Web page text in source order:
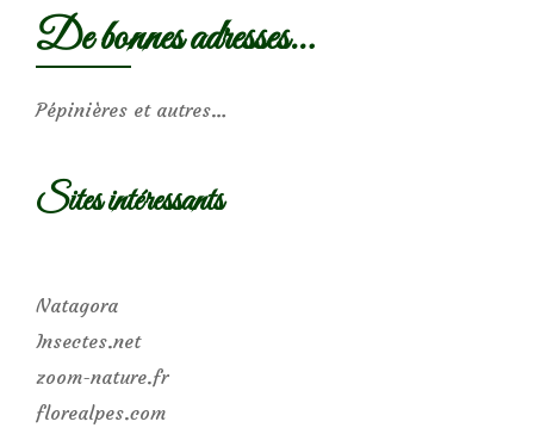
De bonnes adresses…
Pépinières et autres…
Sites intéressants
Natagora
Insectes.net
zoom-nature.fr
florealpes.com